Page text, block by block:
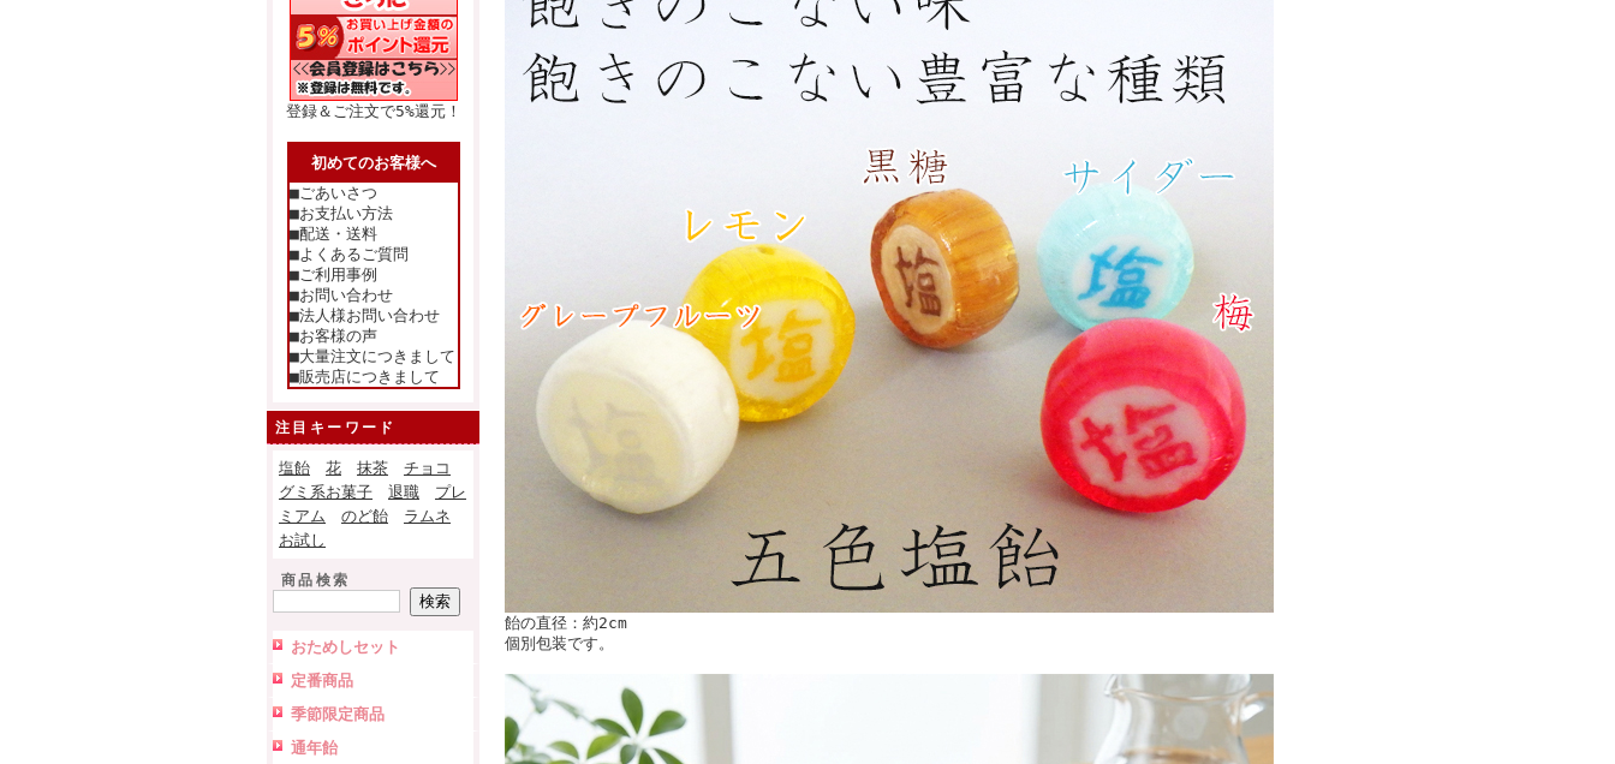
登録＆ご注文で5%還元！
初めてのお客様へ
■ごあいさつ
■お支払い方法
■配送・送料
■よくあるご質問
■ご利用事例
■お問い合わせ
■法人様お問い合わせ
■お客様の声
■大量注文につきまして
■販売店につきまして
注目キーワード
塩飴 花 抹茶
チョコ
グミ系お菓子
退職
プレ
ミアム
のど飴
ラムネ
お試し
商品検索
おためしセット
定番商品
季節限定商品
通年飴
飴の直径：約2cm
個別包装です。